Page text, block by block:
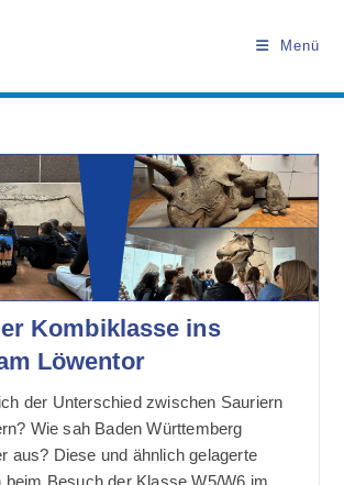
Menü
Kombiklasse ins
Löwentor
der Unterschied zwischen Sauriern
Wie sah Baden Württemberg
aus? Diese und ähnlich gelagerte
beim Besuch der Klasse W5/W6 im